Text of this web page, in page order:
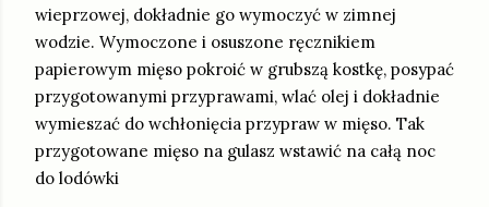
wieprzowej, dokładnie go wymoczyć w zimnej
wodzie. Wymoczone i osuszone ręcznikiem
papierowym mięso pokroić w grubszą kostkę, posypać
przygotowanymi przyprawami, wlać olej i dokładnie
wymieszać do wchłonięcia przypraw w mięso. Tak
przygotowane mięso na gulasz wstawić na całą noc
do lodówki